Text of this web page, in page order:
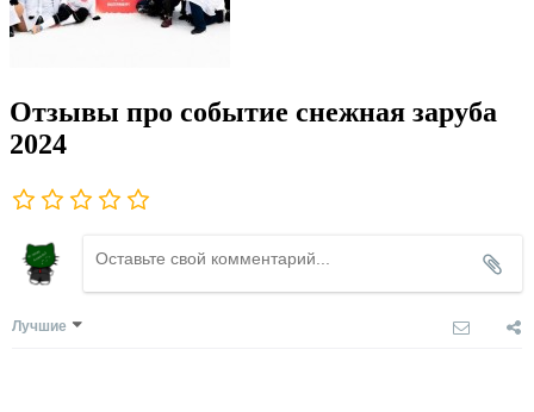
Отзывы про событие снежная заруба
2024
Лучшие